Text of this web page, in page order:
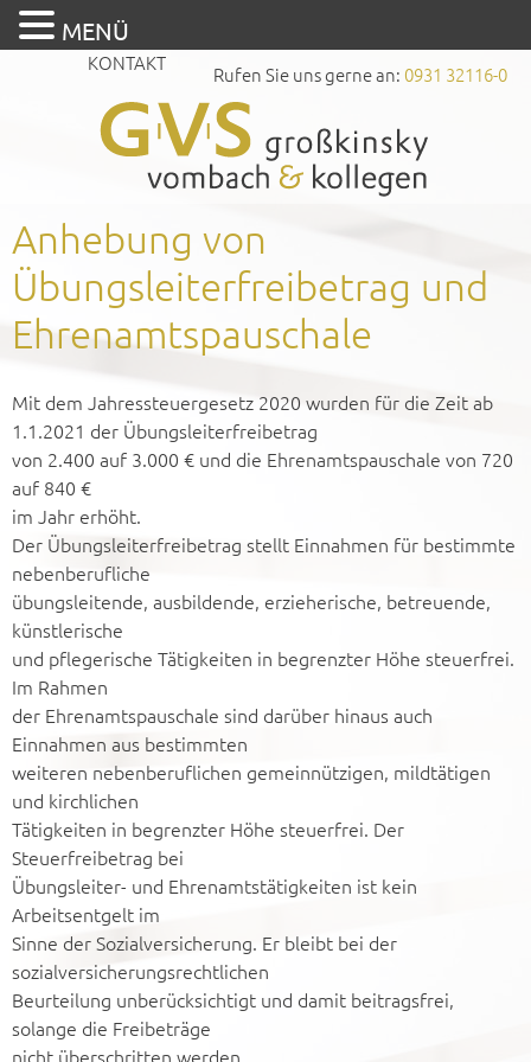
Rufen Sie uns gerne an: 0931 32116-0
KONTAKT
Anhebung von
Übungsleiterfreibetrag und
Ehrenamtspauschale
Mit dem Jahressteuergesetz 2020 wurden für die Zeit ab
1.1.2021 der Übungsleiterfreibetrag
von 2.400 auf 3.000 € und die Ehrenamtspauschale von 720
auf 840 €
im Jahr erhöht.
Der Übungsleiterfreibetrag stellt Einnahmen für bestimmte
nebenberufliche
übungsleitende, ausbildende, erzieherische, betreuende,
künstlerische
und pflegerische Tätigkeiten in begrenzter Höhe steuerfrei.
Im Rahmen
der Ehrenamtspauschale sind darüber hinaus auch
Einnahmen aus bestimmten
weiteren nebenberuflichen gemeinnützigen, mildtätigen
und kirchlichen
Tätigkeiten in begrenzter Höhe steuerfrei. Der
Steuerfreibetrag bei
Übungsleiter- und Ehrenamtstätigkeiten ist kein
Arbeitsentgelt im
Sinne der Sozialversicherung. Er bleibt bei der
sozialversicherungsrechtlichen
Beurteilung unberücksichtigt und damit beitragsfrei,
solange die Freibeträge
nicht überschritten werden.
MENÜ